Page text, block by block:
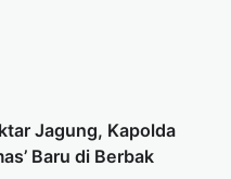
Jagung, Kapolda
Baru di Berbak